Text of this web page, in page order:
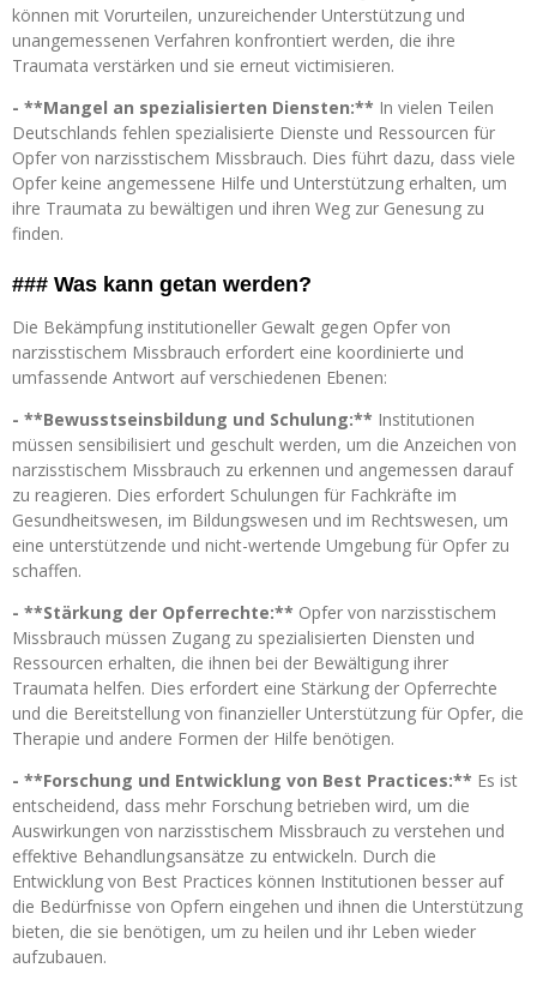
können mit Vorurteilen, unzureichender Unterstützung und
unangemessenen Verfahren konfrontiert werden, die ihre
Traumata verstärken und sie erneut victimisieren.
- **Mangel an spezialisierten Diensten:** In vielen Teilen
Deutschlands fehlen spezialisierte Dienste und Ressourcen für
Opfer von narzisstischem Missbrauch. Dies führt dazu, dass viele
Opfer keine angemessene Hilfe und Unterstützung erhalten, um
ihre Traumata zu bewältigen und ihren Weg zur Genesung zu
finden.
### Was kann getan werden?
Die Bekämpfung institutioneller Gewalt gegen Opfer von
narzisstischem Missbrauch erfordert eine koordinierte und
umfassende Antwort auf verschiedenen Ebenen:
- **Bewusstseinsbildung und Schulung:** Institutionen
müssen sensibilisiert und geschult werden, um die Anzeichen von
narzisstischem Missbrauch zu erkennen und angemessen darauf
zu reagieren. Dies erfordert Schulungen für Fachkräfte im
Gesundheitswesen, im Bildungswesen und im Rechtswesen, um
eine unterstützende und nicht-wertende Umgebung für Opfer zu
schaffen.
- **Stärkung der Opferrechte:** Opfer von narzisstischem
Missbrauch müssen Zugang zu spezialisierten Diensten und
Ressourcen erhalten, die ihnen bei der Bewältigung ihrer
Traumata helfen. Dies erfordert eine Stärkung der Opferrechte
und die Bereitstellung von finanzieller Unterstützung für Opfer, die
Therapie und andere Formen der Hilfe benötigen.
- **Forschung und Entwicklung von Best Practices:** Es ist
entscheidend, dass mehr Forschung betrieben wird, um die
Auswirkungen von narzisstischem Missbrauch zu verstehen und
effektive Behandlungsansätze zu entwickeln. Durch die
Entwicklung von Best Practices können Institutionen besser auf
die Bedürfnisse von Opfern eingehen und ihnen die Unterstützung
bieten, die sie benötigen, um zu heilen und ihr Leben wieder
aufzubauen.